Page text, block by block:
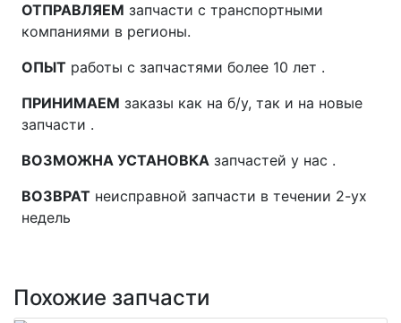
ОТПРАВЛЯЕМ запчасти с транспортными
компаниями в регионы.
ОПЫТ работы с запчастями более 10 лет .
ПРИНИМАЕМ заказы как на б/у, так и на новые
запчасти .
ВОЗМОЖНА УСТАНОВКА запчастей у нас .
ВОЗВРАТ неисправной запчасти в течении 2-ух
недель
Похожие запчасти